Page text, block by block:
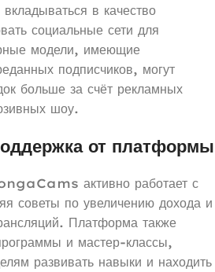
в качество
социальные сети для
модели, имеющие
подписчиков, могут
больше за счёт рекламных
шоу.
от платформы
активно работает с
советы по увеличению дохода и
Платформа также
и мастер-классы,
развивать навыки и находить